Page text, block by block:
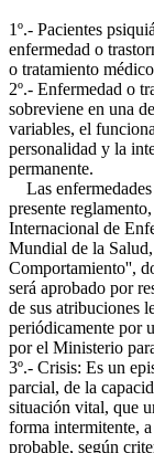
1º.- Pacientes
enfermedad o
o tratamiento
2º.- Enfermedad o
sobreviene en una
variables, el
personalidad y la
permanente.
Las enfermedades
presente
Internacional de
Mundial de la
Comportamiento'',
será aprobado por
de sus atribuciones
periódicamente por
por el Ministerio
3º.- Crisis: Es un
parcial, de la
situación vital, que
forma intermitente,
probable, según